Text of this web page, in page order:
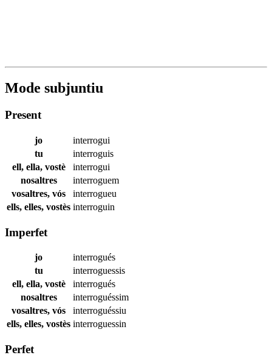
Mode subjuntiu
Present
jo
interrogui
tu
interroguis
ell, ella, vostè
interrogui
nosaltres
interroguem
vosaltres, vós
interrogueu
ells, elles, vostès interroguin
Imperfet
jo
interrogués
tu
interroguessis
ell, ella, vostè
interrogués
nosaltres
interroguéssim
vosaltres, vós
interroguéssiu
ells, elles, vostès interroguessin
Perfet